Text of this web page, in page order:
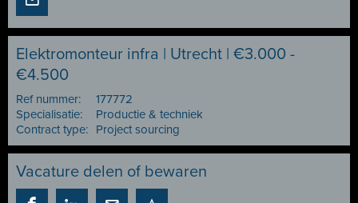
Elektromonteur infra | Utrecht | €3.000 -
€4.500
Ref nummer:
177772
Specialisatie:
Productie & techniek
Contract type:
Project sourcing
Vacature delen of bewaren